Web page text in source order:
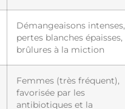
Démangeaisons intenses,
pertes blanches épaisses,
brûlures à la miction
Femmes (très fréquent),
favorisée par les
antibiotiques et la